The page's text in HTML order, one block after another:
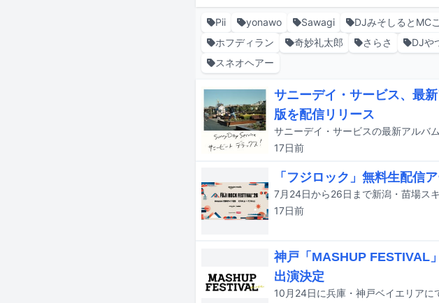
Pii yonawo Sawagi DJみそしるとMC
ホフディラン
奇妙礼太郎 さらさ DJや
スネオヘアー
サニーデイ・サービス、最
版を配信リリース
17日前
「フジロック」無料生配信
17日前
神戸「MASHUP FESTIVAL
出演決定